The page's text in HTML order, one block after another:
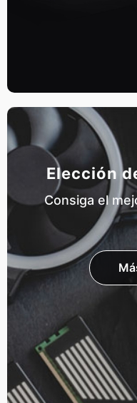
Elección
Consiga el